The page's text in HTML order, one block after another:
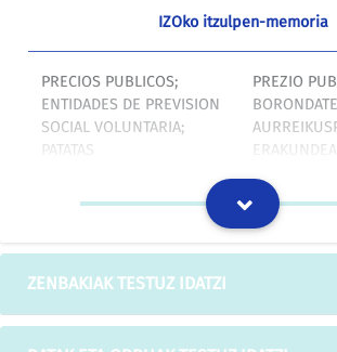
IZOko itzulpen-memoria
PRECIOS PUBLICOS;
ENTIDADES DE PREVISION
SOCIAL VOLUNTARIA;
PATATAS
PREZIO
IZOko itzulpen-memoria
Epígrafe 644.6. Comercio
al por menor de masas
fritas, con o sin
coberturas o rellenos,
644.6
ZENBAKIAK TESTUZ IDATZI